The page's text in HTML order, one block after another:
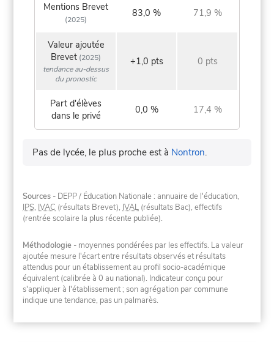
Mentions Brevet
(2025)
83,0 % 71,9 %
Valeur ajoutée
Brevet (2025)
tendance au-dessus
du pronostic
+1,0 pts 0 pts
Part d'élèves
dans le privé
0,0 % 17,4 %
Pas de lycée, le plus proche est à Nontron.
Sources - DEPP / Éducation Nationale : annuaire de l'éducation,
IPS, IVAC (résultats Brevet), IVAL (résultats Bac), effectifs
(rentrée scolaire la plus récente publiée).
Méthodologie - moyennes pondérées par les effectifs. La valeur
ajoutée mesure l'écart entre résultats observés et résultats
attendus pour un établissement au profil socio-académique
équivalent (calibrée à 0 au national). Indicateur conçu pour
s'appliquer à l'établissement ; son agrégation par commune
indique une tendance, pas un palmarès.